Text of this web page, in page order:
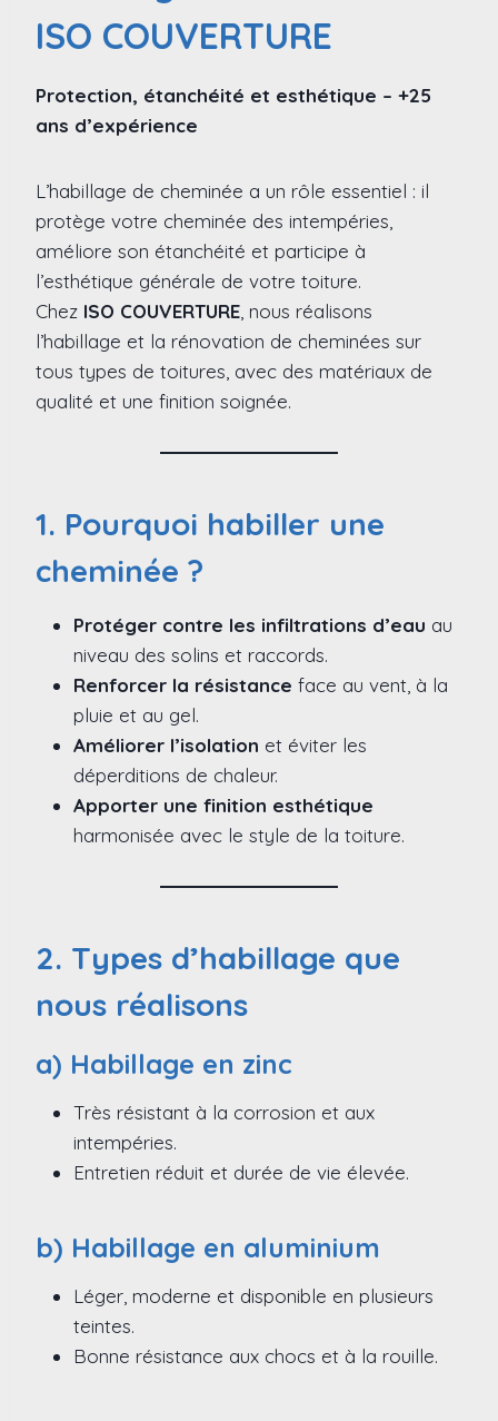
ISO COUVERTURE
Protection, étanchéité et esthétique – +25
ans d’expérience
L’habillage de cheminée a un rôle essentiel : il
protège votre cheminée des intempéries,
améliore son étanchéité et participe à
l’esthétique générale de votre toiture.
Chez ISO COUVERTURE , nous réalisons
l’habillage et la rénovation de cheminées sur
tous types de toitures, avec des matériaux de
qualité et une finition soignée.
1. Pourquoi habiller une
cheminée ?
Protéger contre les infiltrations d’eau au
niveau des solins et raccords.
Renforcer la résistance face au vent, à la
pluie et au gel.
Améliorer l’isolation et éviter les
déperditions de chaleur.
Apporter une finition esthétique
harmonisée avec le style de la toiture.
2. Types d’habillage que
nous réalisons
a) Habillage en zinc
Très résistant à la corrosion et aux
intempéries.
Entretien réduit et durée de vie élevée.
b) Habillage en aluminium
Léger, moderne et disponible en plusieurs
teintes.
Bonne résistance aux chocs et à la rouille.